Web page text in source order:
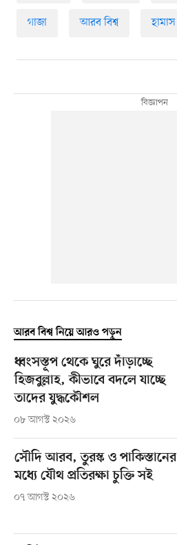
গাজা আরব বিশ্ব হামাস
আরব বিশ্ব নিয়ে আরও পড়ুন
ধ্বংসস্তূপ থেকে ঘুরে দাঁড়াচ্ছে
হিজবুল্লাহ, কীভাবে বদলে যাচ্ছে
তাদের যুদ্ধকৌশল
০৮ আগস্ট ২০২৬
সৌদি আরব, তুরস্ক ও পাকিস্তানের
মধ্যে যৌথ প্রতিরক্ষা চুক্তি সই
০৭ আগস্ট ২০২৬